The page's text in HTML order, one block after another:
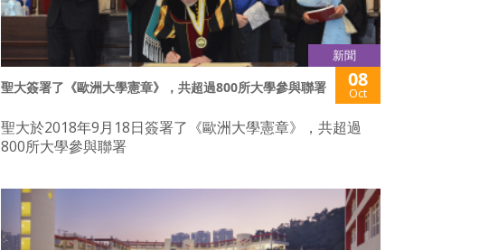
新聞
聖大簽署了《歐洲大學憲章》，共超過800所大學參與聯署 08
Oct
聖大於2018年9月18日簽署了《歐洲大學憲章》，共超過
800所大學參與聯署